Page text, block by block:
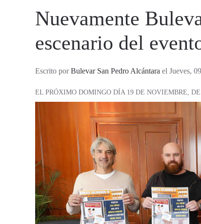
Nuevamente
escenario del
Escrito porBulevar San Pedro Alcántara el Jueves,
EL PRÓXIMO DOMINGO DÍA 19 DE NOVIEMBRE,